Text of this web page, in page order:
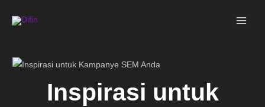
Inspirasi untuk